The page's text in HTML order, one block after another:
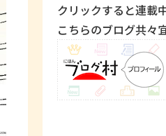
クリックすると連載
こちらのブログ共々